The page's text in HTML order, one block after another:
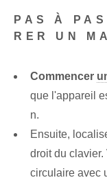
PAS À
RER UN
Commencer
que l'appareil
n.
Ensuite,
droit du
circulaire avec